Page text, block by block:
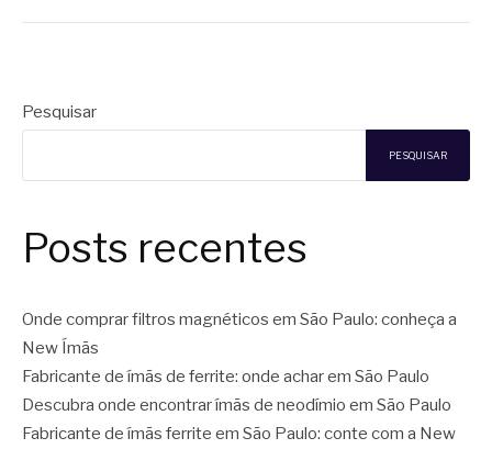
Pesquisar
PESQUISAR
Posts recentes
Onde comprar filtros magnéticos em São Paulo: conheça a
New Ímãs
Fabricante de ímãs de ferrite: onde achar em São Paulo
Descubra onde encontrar ímãs de neodímio em São Paulo
Fabricante de ímãs ferrite em São Paulo: conte com a New